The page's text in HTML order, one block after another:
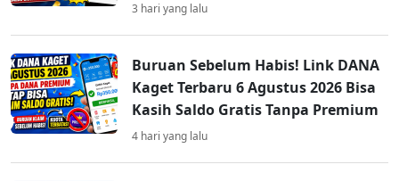
3 hari yang lalu
Buruan Sebelum Habis! Link DANA
Kaget Terbaru 6 Agustus 2026 Bisa
Kasih Saldo Gratis Tanpa Premium
4 hari yang lalu